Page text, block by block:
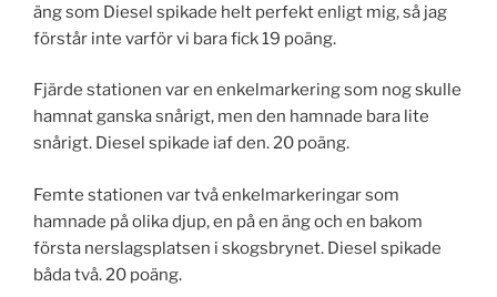
äng som Diesel spikade helt perfekt enligt mig, så jag
förstår inte varför vi bara fick 19 poäng.
Fjärde stationen var en enkelmarkering som nog skulle
hamnat ganska snårigt, men den hamnade bara lite
snårigt. Diesel spikade iaf den. 20 poäng.
Femte stationen var två enkelmarkeringar som
hamnade på olika djup, en på en äng och en bakom
första nerslagsplatsen i skogsbrynet. Diesel spikade
båda två. 20 poäng.